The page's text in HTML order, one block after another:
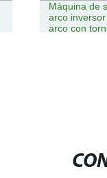
Máquina de
arco
arco con